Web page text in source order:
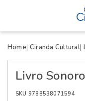
Home Ciranda Cultural
Livro
SKU 9788538071594